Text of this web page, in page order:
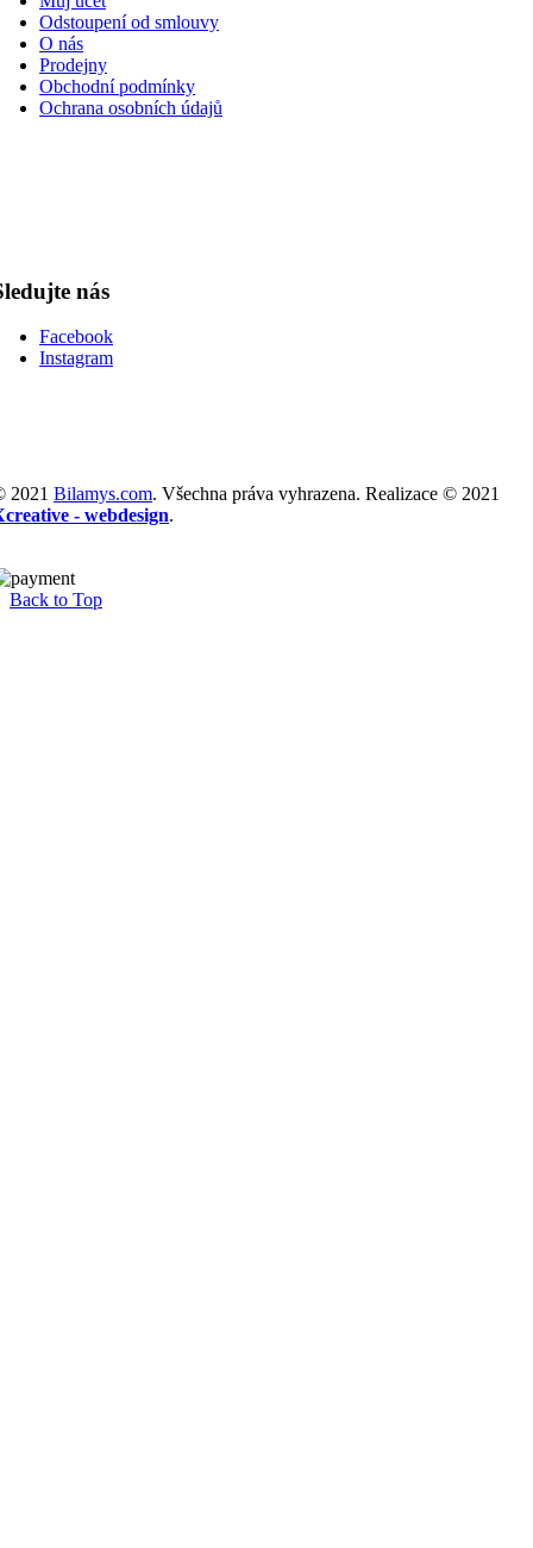
Odstoupení od smlouvy
O nás
Prodejny
Obchodní podmínky
Ochrana osobních údajů
nás
Facebook
Instagram
2021 Bilamys.com. Všechna práva vyhrazena. Realizace © 2021
- webdesign.
Back to Top